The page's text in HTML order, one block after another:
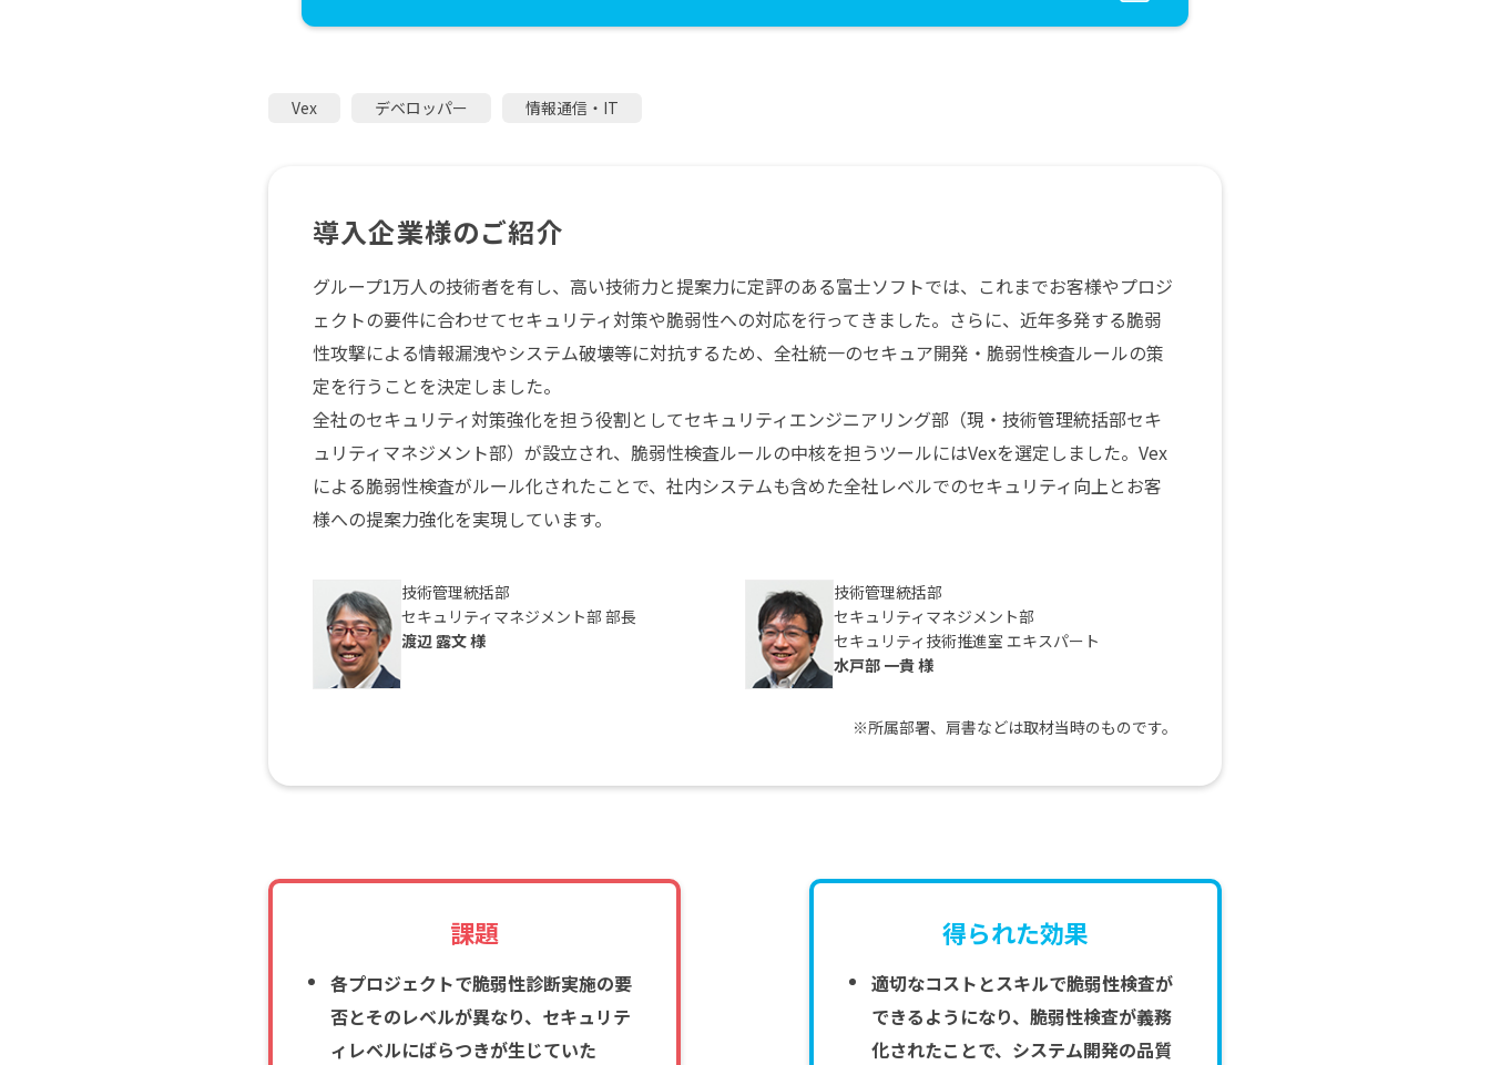
Vex デベロッパー 情報通信・IT
導入企業様のご紹介
グループ1万人の技術者を有し、高い技術力と提案力に定評のある富士ソフトでは、これまでお客様やプロジ
ェクトの要件に合わせてセキュリティ対策や脆弱性への対応を行ってきました。さらに、近年多発する脆弱
性攻撃による情報漏洩やシステム破壊等に対抗するため、全社統一のセキュア開発・脆弱性検査ルールの策
定を行うことを決定しました。
全社のセキュリティ対策強化を担う役割としてセキュリティエンジニアリング部（現・技術管理統括部セキ
ュリティマネジメント部）が設立され、脆弱性検査ルールの中核を担うツールにはVexを選定しました。Vex
による脆弱性検査がルール化されたことで、社内システムも含めた全社レベルでのセキュリティ向上とお客
様への提案力強化を実現しています。
技術管理統括部
セキュリティマネジメント部 部長
渡辺 露文 様
技術管理統括部
セキュリティマネジメント部
セキュリティ技術推進室 エキスパート
水戸部 一貴 様
※所属部署、肩書などは取材当時のものです。
課題
各プロジェクトで脆弱性診断実施の要
否とそのレベルが異なり、セキュリテ
ィレベルにばらつきが生じていた
得られた効果
適切なコストとスキルで脆弱性検査が
できるようになり、脆弱性検査が義務
化されたことで、システム開発の品質